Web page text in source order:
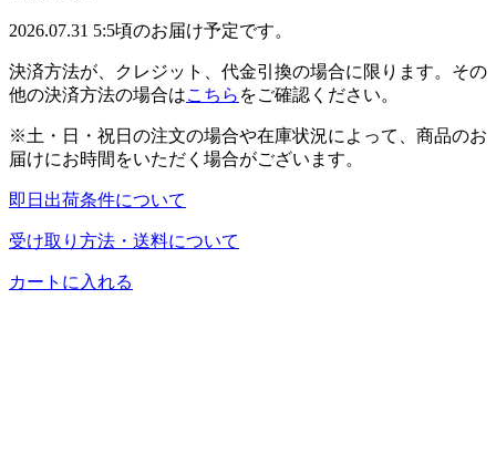
2026.07.31 5:5頃のお届け予定です。
決済方法が、クレジット、代金引換の場合に限ります。その
他の決済方法の場合はこちら をご確認ください。
※土・日・祝日の注文の場合や在庫状況によって、商品のお
届けにお時間をいただく場合がございます。
即日出荷条件について
受け取り方法・送料について
カートに入れる